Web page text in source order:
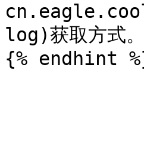
log)获取方式。